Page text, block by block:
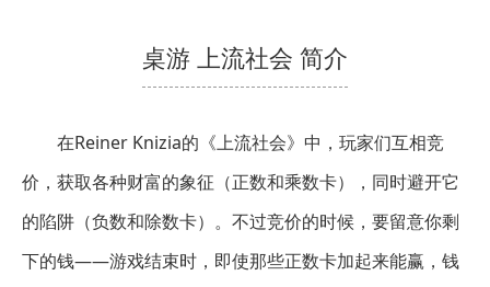
桌游 上流社会 简介
在Reiner Knizia的《上流社会》中，玩家们互相竞
价，获取各种财富的象征（正数和乘数卡），同时避开它
的陷阱（负数和除数卡）。不过竞价的时候，要留意你剩
下的钱——游戏结束时，即使那些正数卡加起来能赢，钱